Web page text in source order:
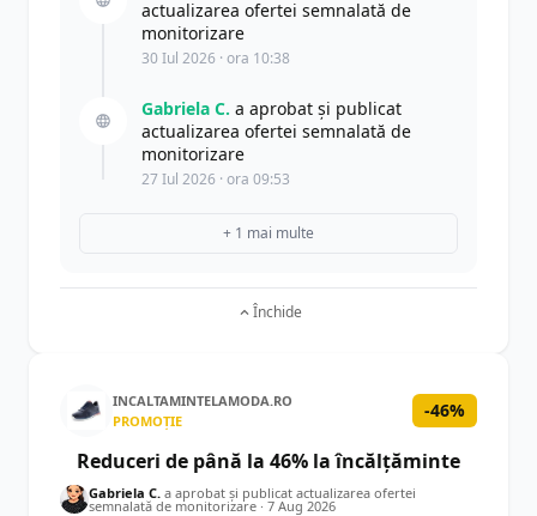
actualizarea ofertei semnalată de
monitorizare
30 Iul 2026 · ora 10:38
Gabriela C. a aprobat și publicat
actualizarea ofertei semnalată de
monitorizare
27 Iul 2026 · ora 09:53
+ 1 mai multe
Închide
INCALTAMINTELAMODA.RO
PROMOȚIE
-46%
Reduceri de până la 46% la încălțăminte
Gabriela C. a aprobat și publicat actualizarea ofertei
semnalată de monitorizare · 7 Aug 2026